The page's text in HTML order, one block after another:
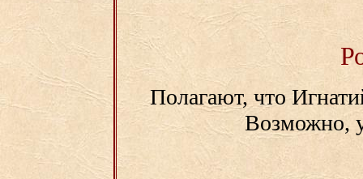
Полагают, что
Возможно,